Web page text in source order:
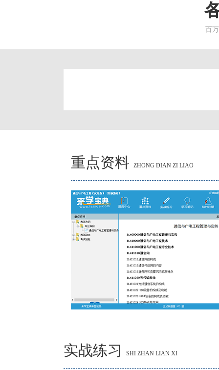
百
重点资料 ZHONG DIAN ZI LIAO
实战练习 SHI ZHAN LIAN XI